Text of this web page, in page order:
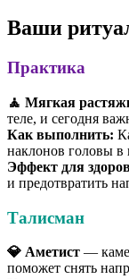
Ваши
Практика
🧘 Мягкая
теле, и сегодня
Как выполнить:
наклонов головы в
Эффект для
и предотвратить
Талисман
💎 Аметист —
поможет снять